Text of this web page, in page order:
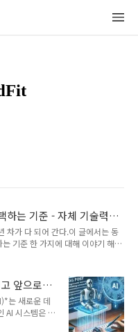
하는 기준 - 자체 기술력을
차가 다 되어 간다.이 글에서는 동
기준 한 가지에 대해 이야기 해보
'기술력'을 보유하고 있는지 의
는 이유기술력을 갖고 있는 회사?
량 이상으로 회사가 보유하고 있
적인 성장 가능성을 모두 포함하고
라면 그 만의 제품 혹은 서비스를
..
앞으로
는 새로운 데
AI 시스템은 주
, 생성형 AI